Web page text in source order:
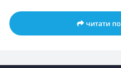
читати